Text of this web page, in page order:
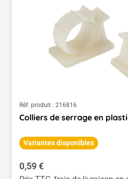
Réf. produit : 216816
Colliers de serrage en
Variantes disponibles
Prix régulier :
0,59 €